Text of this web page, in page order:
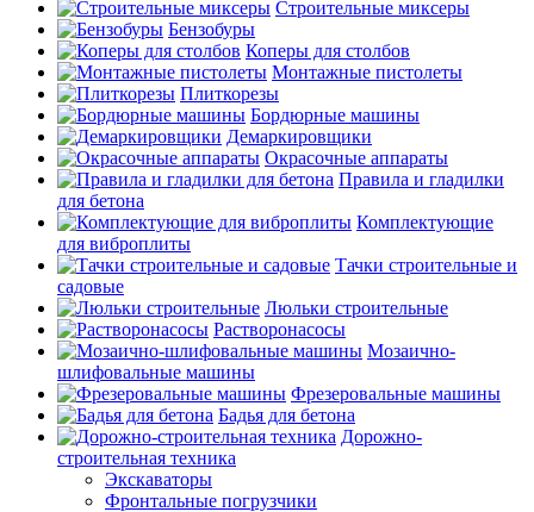
Строительные миксеры
Бензобуры
Коперы для столбов
Монтажные пистолеты
Плиткорезы
Бордюрные машины
Демаркировщики
Окрасочные аппараты
Правила и гладилки
для бетона
Комплектующие
для виброплиты
Тачки строительные и
садовые
Люльки строительные
Растворонасосы
Мозаично-
шлифовальные машины
Фрезеровальные машины
Бадья для бетона
Дорожно-
строительная техника
Экскаваторы
Фронтальные погрузчики